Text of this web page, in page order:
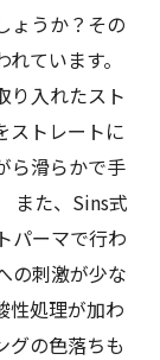
ょうか？その
ています。
り入れたスト
ストレートに
ら滑らかで手
また、Sins式
パーマで行わ
の刺激が少な
性処理が加わ
グの色落ちも